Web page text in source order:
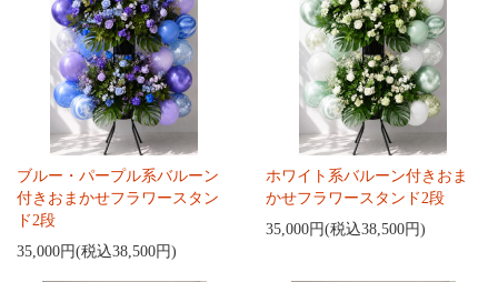
ブルー・パープル系バルーン
付きおまかせフラワースタン
ド2段
35,000円(税込38,500円)
ホワイト系バルーン付きおま
かせフラワースタンド2段
35,000円(税込38,500円)